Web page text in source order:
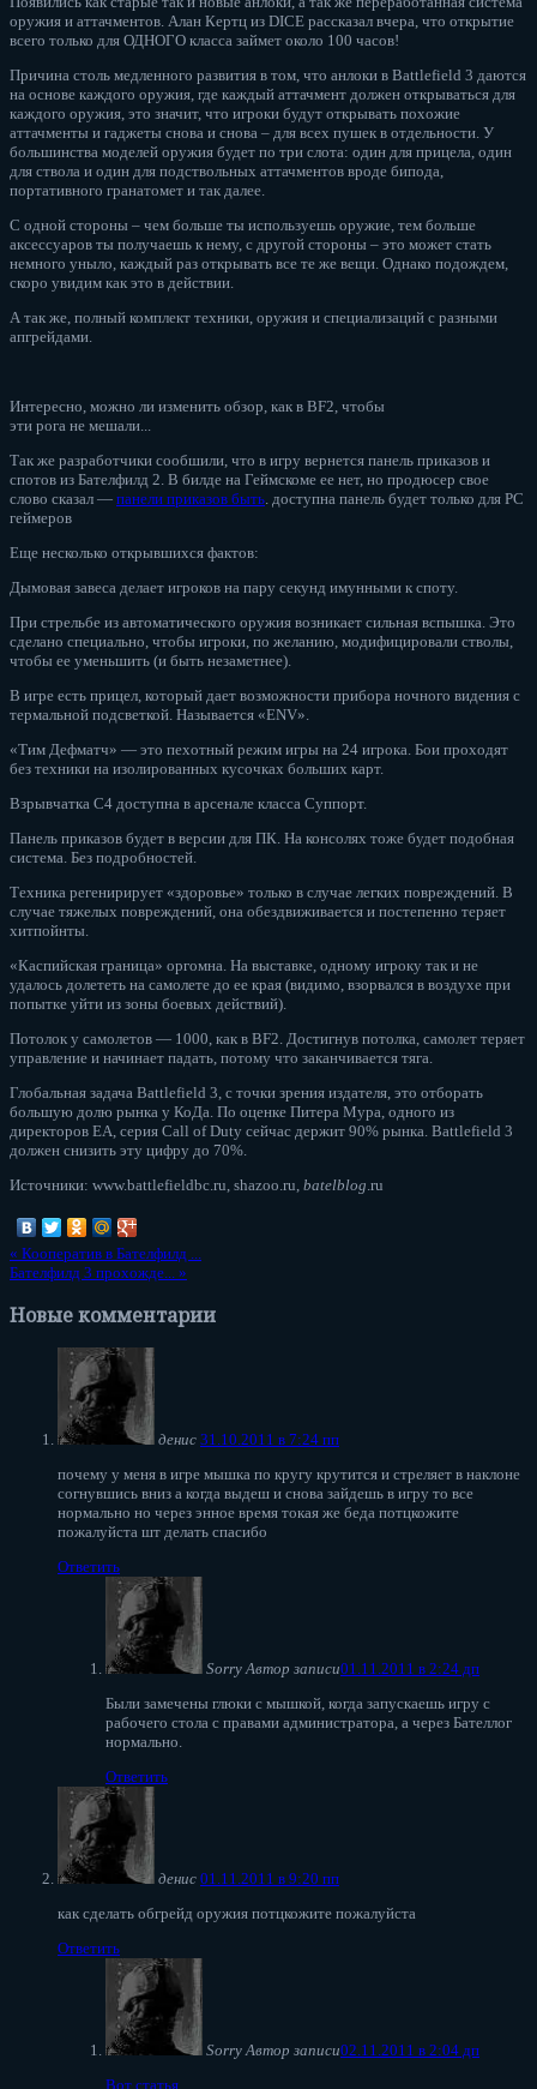
оружия и аттачментов. Алан Кертц из DICE рассказал вчера, что открытие
всего только для ОДНОГО класса займет около 100 часов!
Причина столь медленного развития в том, что анлоки в Battlefield 3 даются
на основе каждого оружия, где каждый аттачмент должен открываться для
каждого оружия, это значит, что игроки будут открывать похожие
аттачменты и гаджеты снова и снова – для всех пушек в отдельности. У
большинства моделей оружия будет по три слота: один для прицела, один
для ствола и один для подствольных аттачментов вроде бипода,
портативного гранатомет и так далее.
С одной стороны – чем больше ты используешь оружие, тем больше
аксессуаров ты получаешь к нему, с другой стороны – это может стать
немного уныло, каждый раз открывать все те же вещи. Однако подождем,
скоро увидим как это в действии.
А так же, полный комплект техники, оружия и специализаций с разными
апгрейдами.
Интересно, можно ли изменить обзор, как в BF2, чтобы
эти рога не мешали...
Так же разработчики сообшили, что в игру вернется панель приказов и
спотов из Бателфилд 2. В билде на Геймскоме ее нет, но продюсер свое
слово сказал — панели приказов быть . доступна панель будет только для PC
геймеров
Еще несколько открывшихся фактов:
Дымовая завеса делает игроков на пару секунд имунными к споту.
При стрельбе из автоматического оружия возникает сильная вспышка. Это
сделано специально, чтобы игроки, по желанию, модифицировали стволы,
чтобы ее уменьшить (и быть незаметнее).
В игре есть прицел, который дает возможности прибора ночного видения с
термальной подсветкой. Называется «ENV».
«Тим Дефматч» — это пехотный режим игры на 24 игрока. Бои проходят
без техники на изолированных кусочках больших карт.
Взрывчатка С4 доступна в арсенале класса Суппорт.
Панель приказов будет в версии для ПК. На консолях тоже будет подобная
система. Без подробностей.
Техника регенирирует «здоровье» только в случае легких повреждений. В
случае тяжелых повреждений, она обездвиживается и постепенно теряет
хитпойнты.
«Каспийская граница» оргомна. На выставке, одному игроку так и не
удалось долететь на самолете до ее края (видимо, взорвался в воздухе при
попытке уйти из зоны боевых действий).
Потолок у самолетов — 1000, как в BF2. Достигнув потолка, самолет теряет
управление и начинает падать, потому что заканчивается тяга.
Глобальная задача Battlefield 3, с точки зрения издателя, это отборать
большую долю рынка у КоДа. По оценке Питера Мура, одного из
директоров ЕА, серия Call of Duty сейчас держит 90% рынка. Battlefield 3
должен снизить эту цифру до 70%.
Источники: www.battlefieldbc.ru, shazoo.ru, batelblog .ru
« Кооператив в Бателфилд ...
Бателфилд 3 прохожде... »
Новые комментарии
денис 31.10.2011 в 7:24 пп
почему у меня в игре мышка по кругу крутится и стреляет в наклоне
согнувшись вниз а когда выдеш и снова зайдешь в игру то все
нормально но через энное время токая же беда потцкожите
пожалуйста шт делать спасибо
Ответить
Sorry Автор записи01.11.2011 в 2:24 дп
Были замечены глюки с мышкой, когда запускаешь игру с
рабочего стола с правами администратора, а через Бателлог
нормально.
Ответить
денис 01.11.2011 в 9:20 пп
как сделать обгрейд оружия потцкожите пожалуйста
Ответить
Sorry Автор записи02.11.2011 в 2:04 дп
Вот статья